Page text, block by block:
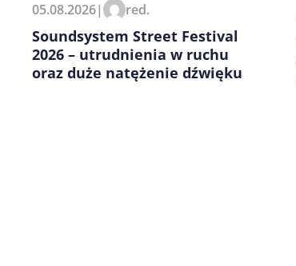
05.08.2026| red.
Soundsystem Street Festival
2026 – utrudnienia w ruchu
oraz duże natężenie dźwięku